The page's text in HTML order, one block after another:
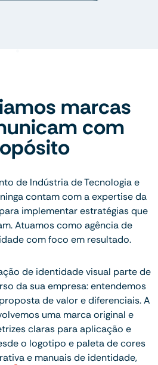
marcas
com
de Indústria de Tecnologia e
contam com a expertise da
implementar estratégias que
Atuamos como agência de
com foco em resultado.
de identidade visual parte de
da sua empresa: entendemos
de valor e diferenciais. A
uma marca original e
claras para aplicação e
o logotipo e paleta de cores
e manuais de identidade,